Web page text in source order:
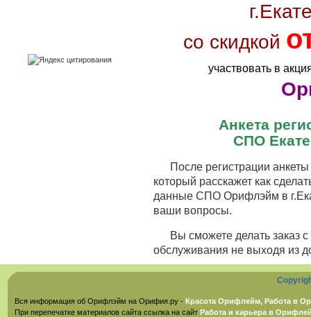
со скидкой
участвовать в
Анкета
СПО
После регистрации
который расскажет как
данные СПО Орифлэйм в
ваши вопросы.
Вы сможете делать заказ
обслуживания не выходя из
Вся информация об Орифлэйм на Орифия.ру - Красота Орифлейм, Работа в
При перепечатке материалов сайта ссылка на сайт Работа и карьера в